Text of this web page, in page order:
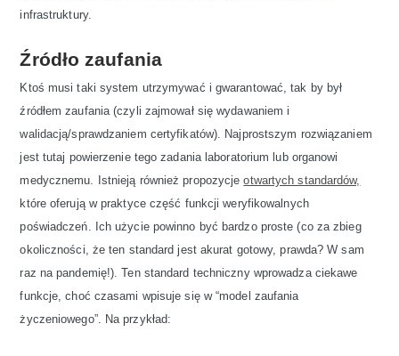
infrastruktury.
Źródło zaufania
Ktoś musi taki system utrzymywać i gwarantować, tak by był
źródłem zaufania (czyli zajmował się wydawaniem i
walidacją/sprawdzaniem certyfikatów). Najprostszym rozwiązaniem
jest tutaj powierzenie tego zadania laboratorium lub organowi
medycznemu. Istnieją również propozycjeotwartych standardów,
które oferują w praktyce część funkcji weryfikowalnych
poświadczeń. Ich użycie powinno być bardzo proste (co za zbieg
okoliczności, że ten standard jest akurat gotowy, prawda? W sam
raz na pandemię!). Ten standard techniczny wprowadza ciekawe
funkcje, choć czasami wpisuje się w “model zaufania
życzeniowego”. Na przykład: